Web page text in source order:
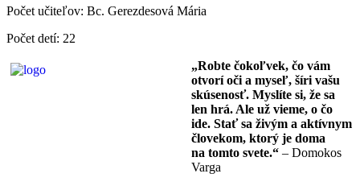
Počet učiteľov: Bc. Gerezdesová Mária
Počet detí: 22
„Robte čokoľvek, čo vám
otvorí oči a myseľ, šíri vašu
skúsenosť. Myslíte si, že sa
len hrá. Ale už vieme, o čo
ide. Stať sa živým a aktívnym
človekom, ktorý je doma
na tomto svete.“ – Domokos
Varga